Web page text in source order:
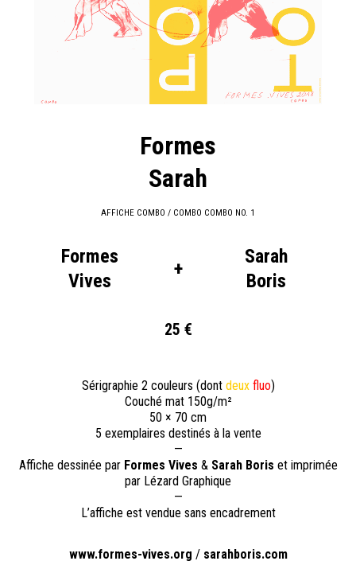
Formes
Sarah
AFFICHE COMBO / COMBO COMBO NO. 1
Formes
Vives
+
Sarah
Boris
25 €
Sérigraphie 2 couleurs (dont deuxfluo)
Couché mat 150g/m²
50 × 70 cm
5 exemplaires destinés à la vente
—
Affiche dessinée par Formes Vives & Sarah Boris et imprimée
par Lézard Graphique
—
L’affiche est vendue sans encadrement
www.formes-vives.org / sarahboris.com